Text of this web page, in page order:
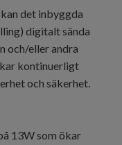
det inbyggda
digitalt sända
och/eller andra
kontinuerligt
och säkerhet.
13W som ökar